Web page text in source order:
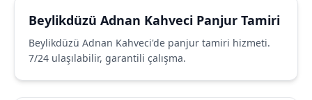
Beylikdüzü Adnan Kahveci Panjur Tamiri
Beylikdüzü Adnan Kahveci'de panjur tamiri hizmeti.
7/24 ulaşılabilir, garantili çalışma.